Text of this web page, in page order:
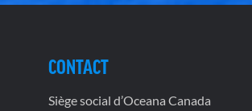
CONTACT
Siège social d’Oceana Canada